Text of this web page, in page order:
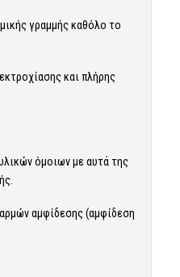
γραμμής καθόλο το
και πλήρης
όμοιων με αυτά της
αμφίδεσης (αμφίδεση